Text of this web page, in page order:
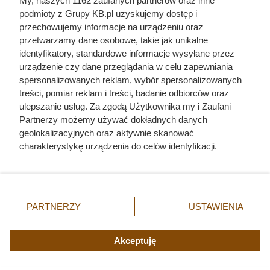
bocjowate
rozmnażanie ryb
kąsaczowate
gupiki
zwierzęta akwariowe
małe ryby akwariowe
bojownik
pyszczaki
akwarium
bardzo małe ryby
akwariowe
Inne serwisy Grupy KB.pl
podmioty z Grupy KB.pl uzyskujemy dostęp i
przechowujemy informacje na urządzeniu oraz
przetwarzamy dane osobowe, takie jak unikalne
identyfikatory, standardowe informacje wysyłane przez
urządzenie czy dane przeglądania w celu zapewniania
spersonalizowanych reklam, wybór spersonalizowanych
treści, pomiar reklam i treści, badanie odbiorców oraz
ulepszanie usług. Za zgodą Użytkownika my i Zaufani
Partnerzy możemy używać dokładnych danych
geolokalizacyjnych oraz aktywnie skanować
charakterystykę urządzenia do celów identyfikacji.
zmienić/wycofać klikając przycisk ustawień prywatności
znajdujący się w lewym dolnym rogu strony. Niektóre
użytkownika, ale masz prawo sprzeciwić się takiemu
przetwarzaniu. Preferencje będą miały zastosowania tylko
PARTNERZY USTAWIENIA
Akceptuję